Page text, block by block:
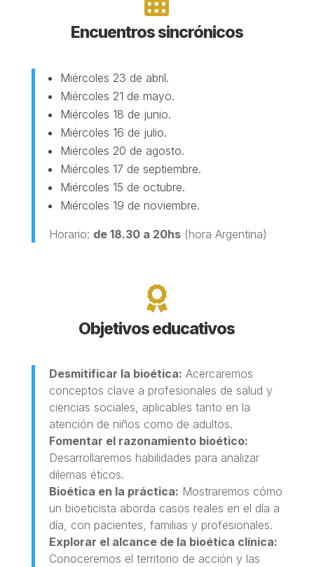
Encuentros sincrónicos
Miércoles 23 de abril.
Miércoles 21 de mayo.
Miércoles 18 de junio.
Miércoles 16 de julio.
Miércoles 20 de agosto.
Miércoles 17 de septiembre.
Miércoles 15 de octubre.
Miércoles 19 de noviembre.
Horario: de 18.30 a 20hs(hora Argentina)

Objetivos educativos
Desmitificar la bioética: Acercaremos
conceptos clave a profesionales de salud y
ciencias sociales, aplicables tanto en la
atención de niños como de adultos.
Fomentar el razonamiento bioético:
Desarrollaremos habilidades para analizar
dilemas éticos.
Bioética en la práctica: Mostraremos cómo
un bioeticista aborda casos reales en el día a
día, con pacientes, familias y profesionales.
Explorar el alcance de la bioética clínica:
Conoceremos el territorio de acción y las